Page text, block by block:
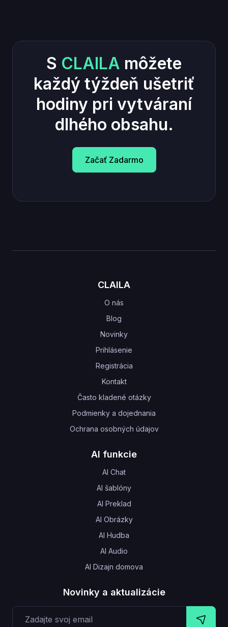
S CLAILA môžete
každý týždeň ušetriť
hodiny pri vytváraní
dlhého obsahu.
Začať Zadarmo
CLAILA
O nás
Blog
Novinky
Prihlásenie
Registrácia
Kontakt
Často kladené otázky
Podmienky a dojednania
Ochrana osobných údajov
AI funkcie
AI Chat
AI šablóny
AI Preklad
AI Obrázky
AI Hudba
AI Audio
AI Dizajn domova
Novinky a aktualizácie